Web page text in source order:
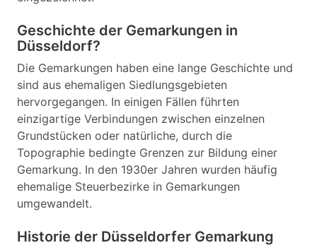
Geschichte der Gemarkungen in
Düsseldorf?
Die Gemarkungen haben eine lange Geschichte und
sind aus ehemaligen Siedlungsgebieten
hervorgegangen. In einigen Fällen führten
einzigartige Verbindungen zwischen einzelnen
Grundstücken oder natürliche, durch die
Topographie bedingte Grenzen zur Bildung einer
Gemarkung. In den 1930er Jahren wurden häufig
ehemalige Steuerbezirke in Gemarkungen
umgewandelt.
Historie der Düsseldorfer Gemarkung